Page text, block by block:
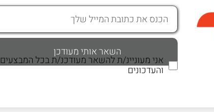
אני מעוניינ/ת להשאר מעודכנ/ת בכל המבצעים
והעדכונים